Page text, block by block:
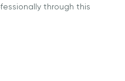
through this